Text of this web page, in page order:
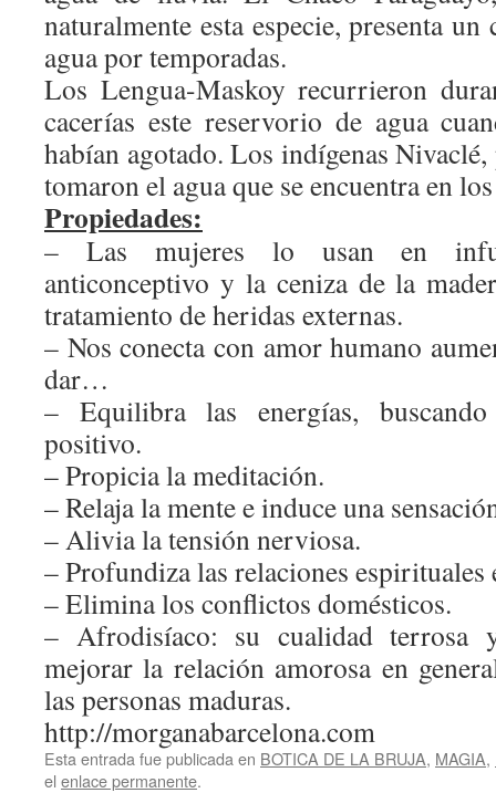
naturalmente esta especie, presenta un
agua por temporadas.
Los Lengua-Maskoy recurrieron
cacerías este reservorio de agua
habían agotado. Los indígenas
tomaron el agua que se encuentra en
Propiedades:
– Las mujeres lo usan en
anticonceptivo y la ceniza de la
tratamiento de heridas externas.
– Nos conecta con amor humano
dar…
– Equilibra las energías,
positivo.
– Propicia la meditación.
– Relaja la mente e induce una
– Alivia la tensión nerviosa.
– Profundiza las relaciones espirituales
– Elimina los conflictos domésticos.
– Afrodisíaco: su cualidad terrosa
mejorar la relación amorosa en
las personas maduras.
http://morganabarcelona.com
Esta entrada fue publicada en BOTICA DE LA BRUJA, MAGIA,
el enlace permanente.